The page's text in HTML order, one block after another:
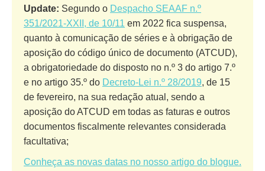
Update: Segundo o Despacho SEAAF n.º
351/2021-XXII, de 10/11 em 2022 fica suspensa,
quanto à comunicação de séries e à obrigação de
aposição do código único de documento (ATCUD),
a obrigatoriedade do disposto no n.º 3 do artigo 7.º
e no artigo 35.º do Decreto-Lei n.º 28/2019, de 15
de fevereiro, na sua redação atual, sendo a
aposição do ATCUD em todas as faturas e outros
documentos fiscalmente relevantes considerada
facultativa;
Conheça as novas datas no nosso artigo do blogue.